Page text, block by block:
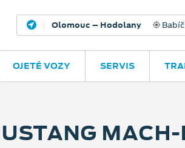
Valašské Meziříčí M. Alše
OJETÉ VOZY SERVIS
MACH-